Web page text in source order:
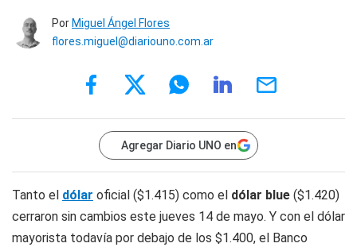
Por Miguel Ángel Flores
flores.miguel@diariouno.com.ar
Agregar Diario UNO en
Tanto el dólar oficial ($1.415) como el dólar blue ($1.420)
cerraron sin cambios este jueves 14 de mayo. Y con el dólar
mayorista todavía por debajo de los $1.400, el Banco